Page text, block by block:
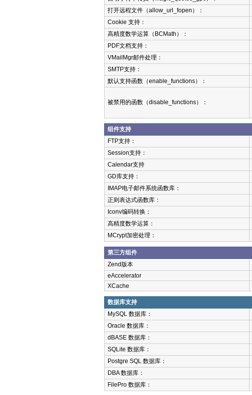
打开远程文件（allow_url_fopen）：
Cookie 支持：
高精度数学运算（BCMath）：
PDF文档支持：
VMailMgr邮件处理：
SMTP支持：
默认支持函数（enable_functions）：
被禁用的函数（disable_functions）：
组件支持
FTP支持：
Session支持：
Calendar支持
GD库支持：
IMAP电子邮件系统函数库：
正则表达式函数库：
Iconv编码转换：
高精度数学运算：
MCrypt加密处理：
第三方组件
Zend版本
eAccelerator
XCache
数据库支持
MySQL 数据库：
Oracle 数据库：
dBASE 数据库：
SQLite 数据库：
Postgre SQL 数据库：
DBA 数据库：
FilePro 数据库：